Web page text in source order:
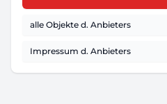
alle Objekte d. Anbieters
Impressum d. Anbieters